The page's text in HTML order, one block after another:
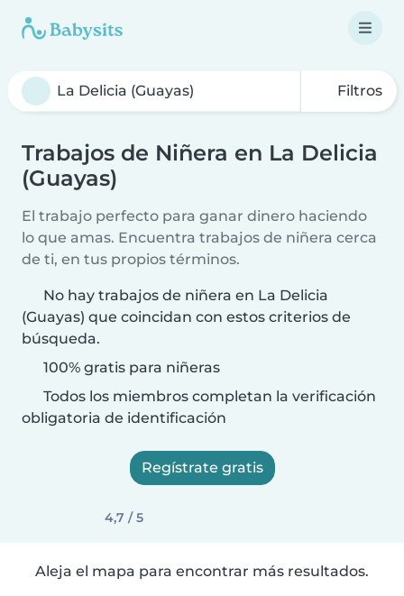
Filtros
Trabajos de Niñera en La Delicia
(Guayas)
El trabajo perfecto para ganar dinero haciendo
lo que amas. Encuentra trabajos de niñera cerca
de ti, en tus propios términos.
No hay trabajos de niñera en La Delicia
(Guayas) que coincidan con estos criterios de
búsqueda.
100% gratis para niñeras
Todos los miembros completan la verificación
obligatoria de identificación
Regístrate gratis
4,7 / 5
Aleja el mapa para encontrar más resultados.